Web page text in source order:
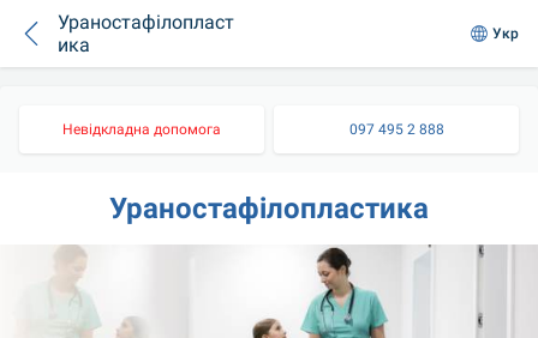
Ураностафілопласт
ика
Укр
Невідкладна допомога 097 495 2 888
Ураностафілопластика